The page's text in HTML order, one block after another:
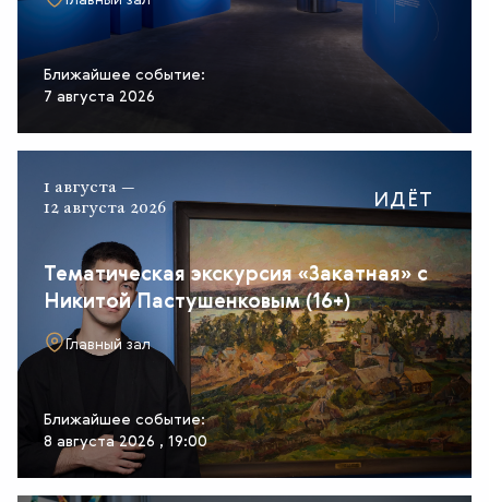
Ближайшее событие:
7 августа 2026
1 августа —
12 августа 2026
Тематическая экскурсия «Закатная» с
Никитой Пастушенковым (16+)
Главный зал
Ближайшее событие:
8 августа 2026 , 19:00
ИДЁТ